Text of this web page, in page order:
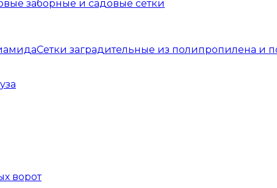
заборные и садовые сетки
Сетки заградительные из полипропилена и
ворот